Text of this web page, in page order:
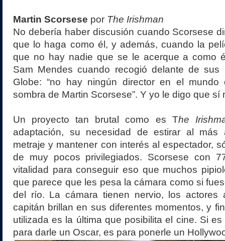
Martin Scorsese por The Irishman
No debería haber discusión cuando Scorsese
que lo haga como él, y además, cuando la
que no hay nadie que se le acerque a como
Sam Mendes cuando recogió delante de sus
Globe: “no hay ningún director en el
sombra de Martin Scorsese”. Y yo le digo que sí
Un proyecto tan brutal como es The
adaptación, su necesidad de estirar al
metraje y mantener con interés al espectador,
de muy pocos privilegiados. Scorsese con
vitalidad para conseguir eso que muchos
que parece que les pesa la cámara como si
del río. La cámara tienen nervio, los actores
capitán brillan en sus diferentes momentos, y
utilizada es la última que posibilita el cine. Si
para darle un Oscar, es para ponerle un